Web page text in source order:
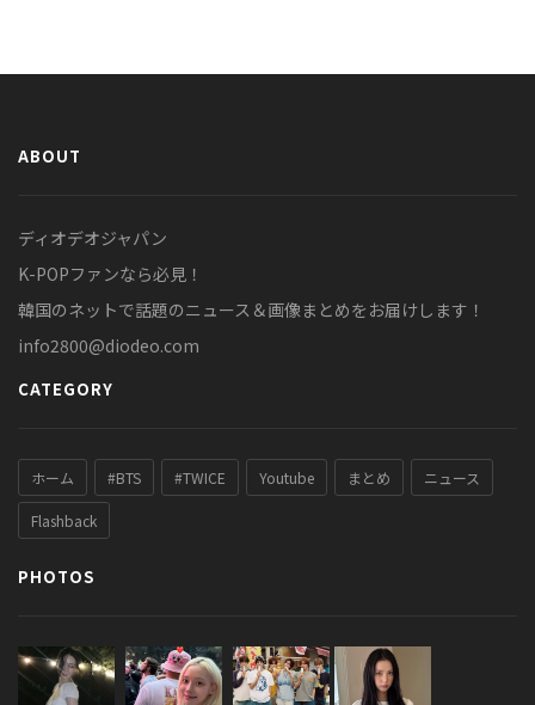
ABOUT
ディオデオジャパン
K-POPファンなら必見！
韓国のネットで話題のニュース＆画像まとめをお届けします！
info2800@diodeo.com
CATEGORY
ホーム #BTS #TWICE Youtube まとめ ニュース
Flashback
PHOTOS